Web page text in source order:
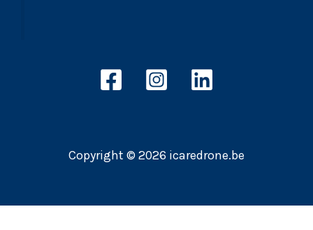
Copyright © 2026 icaredrone.be